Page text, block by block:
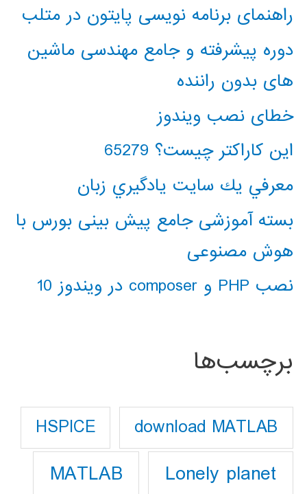
راهنمای برنامه نویسی پایتون در متلب
دوره پیشرفته و جامع مهندسی ماشین
های بدون راننده
خطای نصب ویندوز
این کاراکتر چیست؟ 65279
معرفي يك سايت يادگيري زبان
بسته آموزشی جامع پیش بینی بورس با
هوش مصنوعی
نصب PHP و composer در ویندوز 10
برچسب‌ها
download MATLAB
HSPICE
Lonely planet
MATLAB